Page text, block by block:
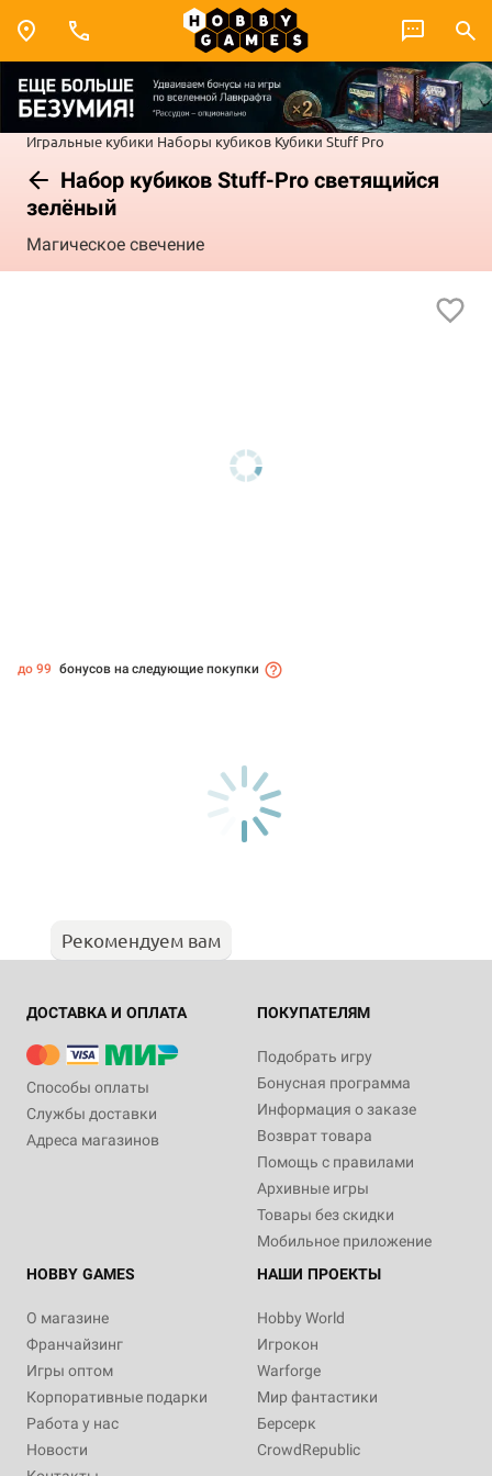
Игральные кубики Наборы кубиков Кубики Stuff Pro
Набор кубиков Stuff-Pro светящийся
зелёный
Магическое свечение
до 99 бонусов на следующие покупки
Рекомендуем вам
ДОСТАВКА И ОПЛАТА
Способы оплаты
Службы доставки
Адреса магазинов
ПОКУПАТЕЛЯМ
Подобрать игру
Бонусная программа
Информация о заказе
Возврат товара
Помощь с правилами
Архивные игры
Товары без скидки
Мобильное приложение
HOBBY GAMES
О магазине
Франчайзинг
Игры оптом
Корпоративные подарки
Работа у нас
Новости
НАШИ ПРОЕКТЫ
Hobby World
Игрокон
Warforge
Мир фантастики
Берсерк
CrowdRepublic